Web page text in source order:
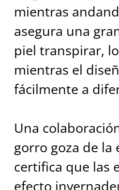
mientras
asegura una
piel transpirar,
mientras el
fácilmente a
Una
gorro goza de la
certifica que las
efecto